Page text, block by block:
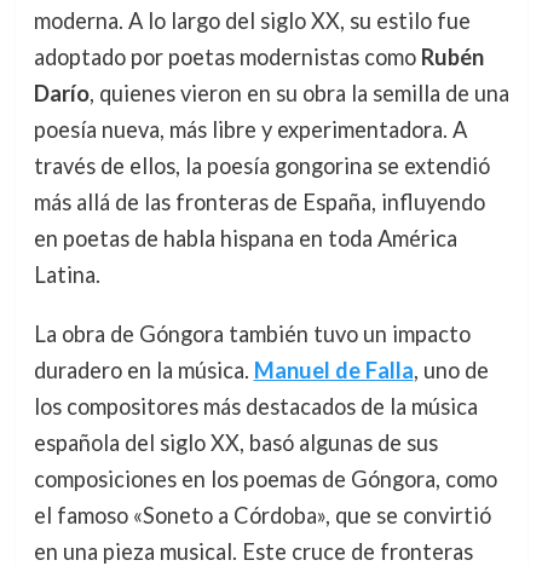
moderna. A lo largo del siglo XX, su estilo fue
adoptado por poetas modernistas como Rubén
Darío, quienes vieron en su obra la semilla de una
poesía nueva, más libre y experimentadora. A
través de ellos, la poesía gongorina se extendió
más allá de las fronteras de España, influyendo
en poetas de habla hispana en toda América
Latina.
La obra de Góngora también tuvo un impacto
duradero en la música. Manuel de Falla, uno de
los compositores más destacados de la música
española del siglo XX, basó algunas de sus
composiciones en los poemas de Góngora, como
el famoso «Soneto a Córdoba», que se convirtió
en una pieza musical. Este cruce de fronteras